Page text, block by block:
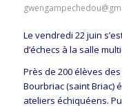
Le vendredi 22 juin
d’échecs à la salle
Près de 200 élèves
Bourbriac (saint Briac)
ateliers échiquéens.